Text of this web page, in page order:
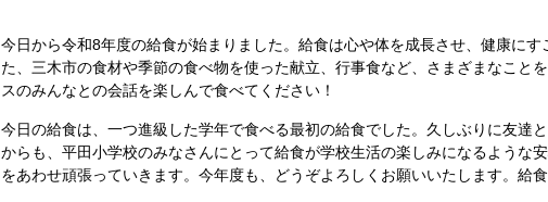
今日から令和8年度の給食が始まりました。給食は心や体を成長させ、健康に
た、三木市の食材や季節の食べ物を使った献立、行事食など、さまざまなこと
スのみんなとの会話を楽しんで食べてください！
今日の給食は、一つ進級した学年で食べる最初の給食でした。久しぶりに友達
からも、平田小学校のみなさんにとって給食が学校生活の楽しみになるような
をあわせ頑張っていきます。今年度も、どうぞよろしくお願いいたします。給